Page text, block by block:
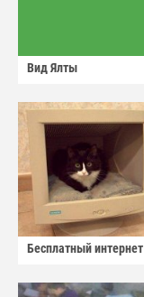
Вид Ялты
Бесплатный интернет